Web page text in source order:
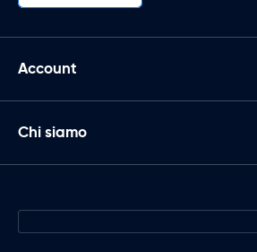
Account
Chi siamo